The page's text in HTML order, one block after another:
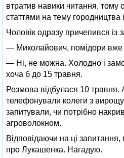
втратив навики читання, тому
статтями на тему городництва
Чоловік одразу причепився із
— Миколайович, помідори вже
— Ні, не можна. Холодно і
хоча б до 15 травня.
Розмова відбулася 10 травня.
телефонували колеги з
запитували, чи потрібно
агроволокном.
Відповідаючи на ці
про Лукашенка. Нагадую.